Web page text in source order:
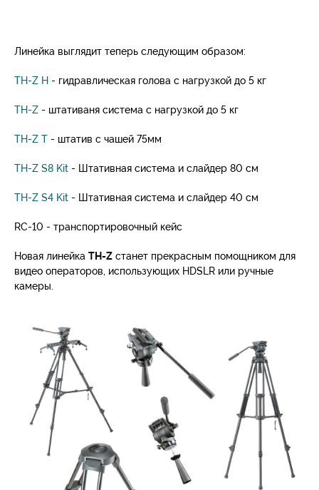
Линейка выглядит теперь следующим образом:
TH-Z H - гидравлическая голова с нагрузкой до 5 кг
TH-Z - штативаня система с нагрузкой до 5 кг
TH-Z T - штатив c чашей 75мм
TH-Z S8 Kit - Штативная система и слайдер 80 см
TH-Z S4 Kit - Штативная система и слайдер 40 см
RC-10 - транспортировочный кейс
Новая линейка TH-Z станет прекрасным помощником для
видео операторов, использующих HDSLR или ручные
камеры.